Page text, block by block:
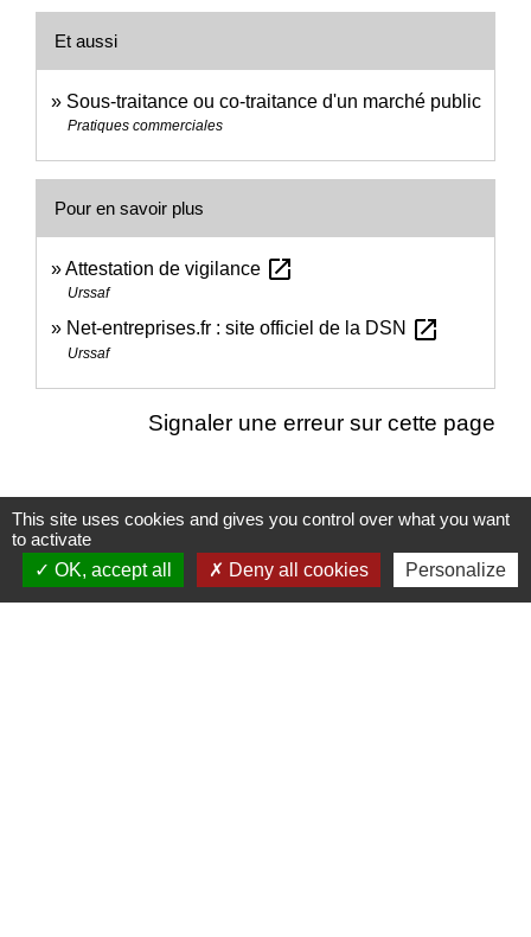
Et aussi
Sous-traitance ou co-traitance d'un marché public
Pratiques commerciales
Pour en savoir plus
Attestation de vigilance open_in_new
Urssaf
Net-entreprises.fr : site officiel de la DSN open_in_new
Urssaf
Signaler une erreur sur cette page
Nous contacter
Commune de Puylaurens
This site uses cookies and gives you control over what you want
to activate
OK, accept all
Deny all cookies Personalize